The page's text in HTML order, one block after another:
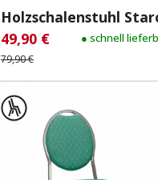
Holzschalenstuhl
Verkaufspreis:
49,90 €
Regulärer Preis:
79,90 €
● schnell